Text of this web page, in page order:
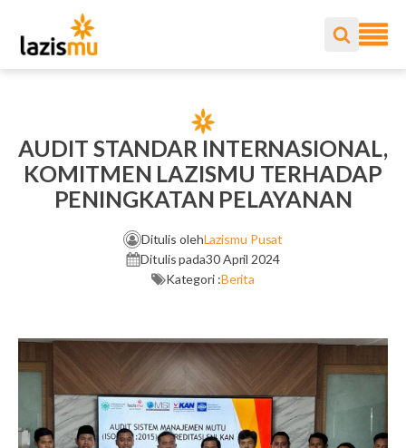
AUDIT STANDAR INTERNASIONAL,
KOMITMEN LAZISMU TERHADAP
PENINGKATAN PELAYANAN
Ditulis olehLazismu Pusat
Ditulis pada30 April 2024
Kategori :Berita